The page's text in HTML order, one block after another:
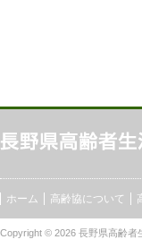
ホーム 高齢協について
Copyright © 2026 長野県高齢者